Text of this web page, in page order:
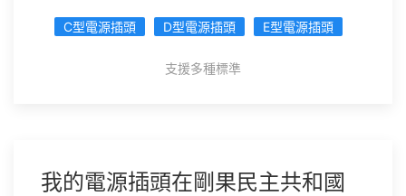
C型電源插頭 D型電源插頭 E型電源插頭
支援多種標準
我的電源插頭在剛果民主共和國